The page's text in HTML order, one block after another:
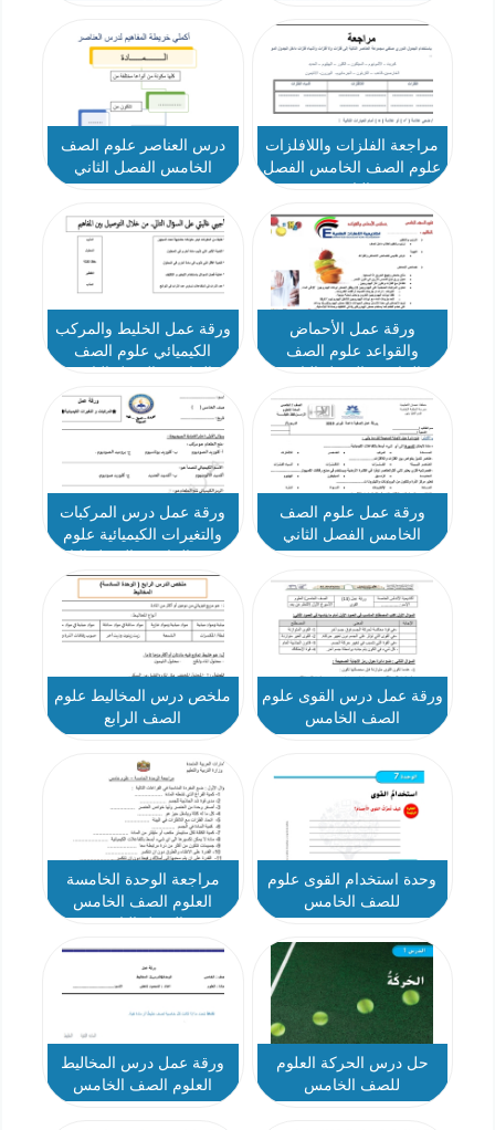
مراجعة الفلزات واللافلزات
علوم الصف الخامس الفصل
درس العناصر علوم الصف
الخامس الفصل الثاني
ورقة عمل الأحماض
والقواعد علوم الصف
ورقة عمل الخليط والمركب
الكيميائي علوم الصف
ورقة عمل علوم الصف
الخامس الفصل الثاني
ورقة عمل درس المركبات
والتغيرات الكيميائية علوم
ورقة عمل درس القوى علوم
الصف الخامس
ملخص درس المخاليط علوم
الصف الرابع
وحدة استخدام القوى علوم
للصف الخامس
مراجعة الوحدة الخامسة
العلوم الصف الخامس
حل درس الحركة العلوم
للصف الخامس
ورقة عمل درس المخاليط
العلوم الصف الخامس